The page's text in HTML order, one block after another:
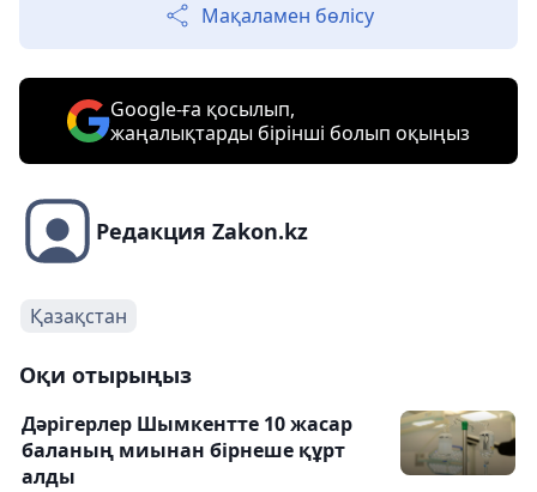
Мақаламен бөлісу
Google-ға қосылып,
жаңалықтарды бірінші болып оқыңыз
Редакция Zakon.kz
Қазақстан
Оқи отырыңыз
Дәрігерлер Шымкентте 10 жасар
баланың миынан бірнеше құрт
алды